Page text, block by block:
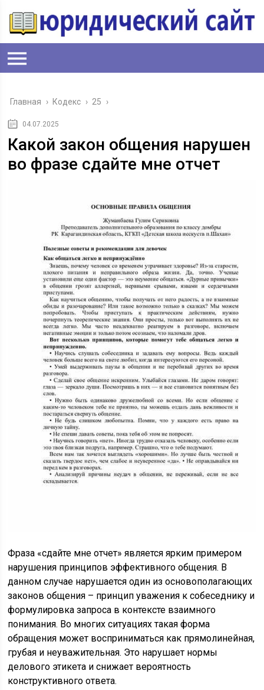
Главная › Кодекс › 25 ›
04.07.2025
Какой закон общения нарушен
во фразе сдайте мне отчет
Фраза «сдайте мне отчет» является ярким примером
нарушения принципов эффективного общения. В
данном случае нарушается один из основополагающих
законов общения – принцип уважения к собеседнику и
формулировка запроса в контексте взаимного
понимания. Во многих ситуациях такая форма
обращения может восприниматься как прямолинейная,
грубая и неуважительная. Это нарушает нормы
делового этикета и снижает вероятность
конструктивного ответа.